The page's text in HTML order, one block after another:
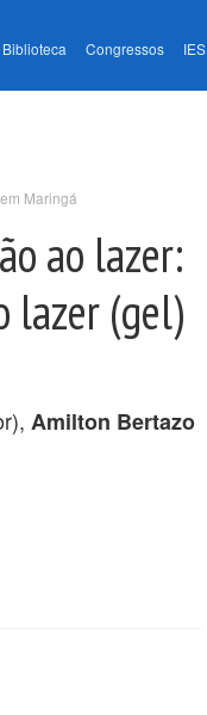
Biblioteca Congressos IES
Maringá
ao lazer:
lazer (gel)
Amilton Bertazo